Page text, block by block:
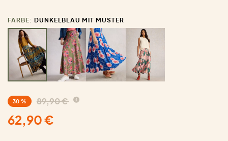
FARBE: DUNKELBLAU MIT MUSTER
30 % 89,90 €
62,90 €